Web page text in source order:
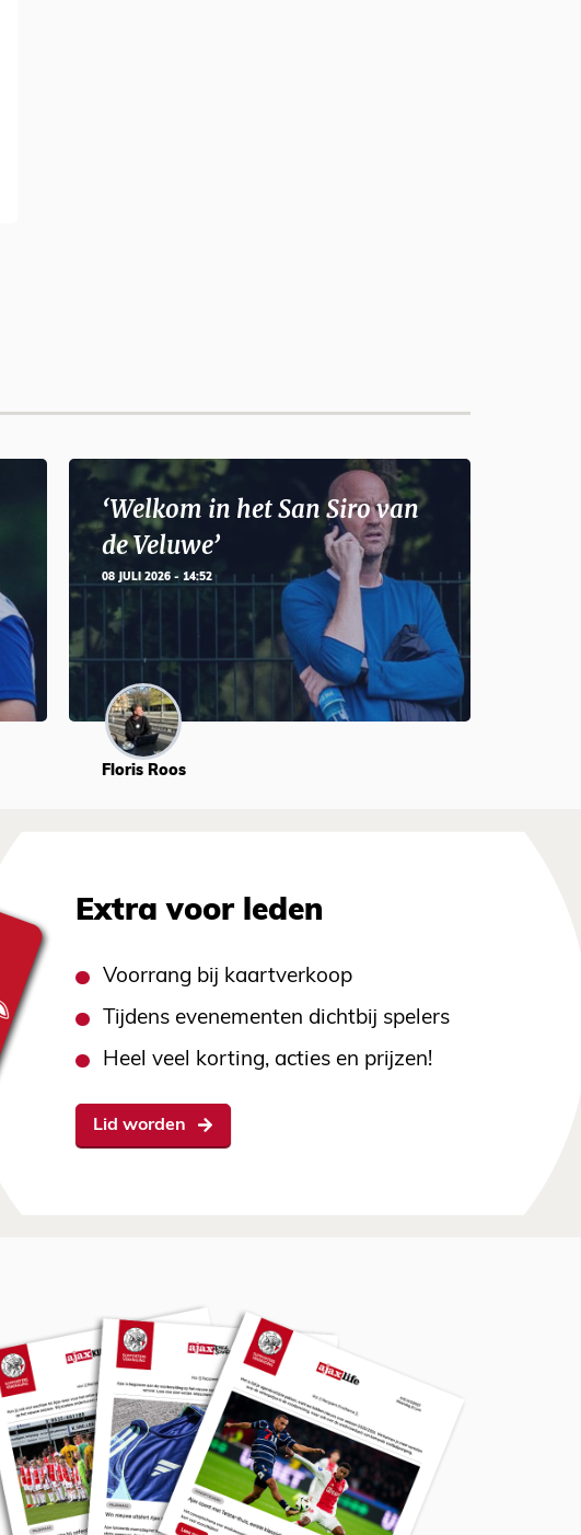
‘Welkom in het San Siro van
de Veluwe’
08 JULI 2026 - 14:52
Floris Roos
Extra voor leden
Voorrang bij kaartverkoop
Tijdens evenementen dichtbij spelers
Heel veel korting, acties en prijzen!
Lid worden